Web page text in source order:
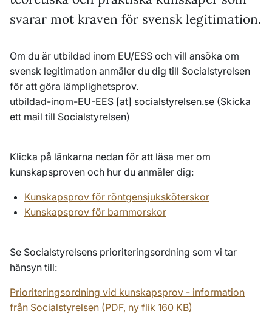
svarar mot kraven för svensk legitimation.
Om du är utbildad inom EU/ESS och vill ansöka om
svensk legitimation anmäler du dig till Socialstyrelsen
för att göra lämplighetsprov.
utbildad-inom-EU-EES [at] socialstyrelsen.se (Skicka
ett mail till Socialstyrelsen)
Klicka på länkarna nedan för att läsa mer om
kunskapsproven och hur du anmäler dig:
Kunskapsprov för röntgensjuksköterskor
Kunskapsprov för barnmorskor
Se Socialstyrelsens prioriteringsordning som vi tar
hänsyn till:
Prioriteringsordning vid kunskapsprov - information
från Socialstyrelsen (PDF, ny flik 160 KB)